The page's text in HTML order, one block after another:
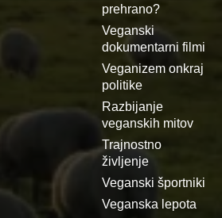
prehrano?
Veganski
dokumentarni filmi
Veganizem onkraj
politike
Razbijanje
veganskih mitov
Trajnostno
življenje
Veganski športniki
Veganska lepota